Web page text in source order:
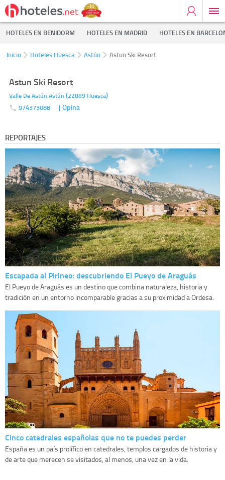
HOTELES EN BENIDORM HOTELES EN MADRID HOTELES EN
Inicio Hoteles Huesca Astún Astun Ski Resort
Astun Ski Resort
Valle De Astún Astún (22889 Huesca)
974373088 | Opina
REPORTAJES
Escapada al Pirineo: descubriendo El Pueyo de Araguás
El Pueyo de Araguás es un destino que combina naturaleza, historia y
tradición en un entorno incomparable gracias a su proximidad a Ordesa.
Cinco catedrales españolas que no te puedes perder
España es un país prolífico en catedrales, templos cargados de historia y
de arte que merecen se visitados, al menos, una vez en la vida.